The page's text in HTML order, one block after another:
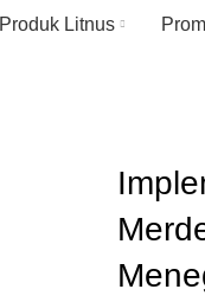
Produk Litnus